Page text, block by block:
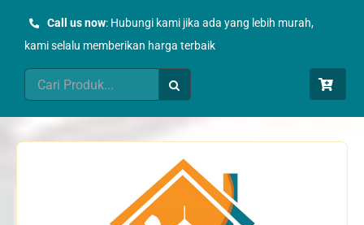
Call us now: Hubungi kami jika ada yang lebih murah,
kami selalu memberikan harga terbaik
Search
for: